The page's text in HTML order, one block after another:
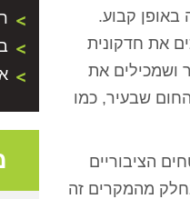
קבוע.
את חדקונית
ושמכילים את
שבעיר, כמו
הציבוריים
מהמקרים זה